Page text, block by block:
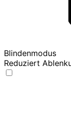
Blindenmodus
Reduziert